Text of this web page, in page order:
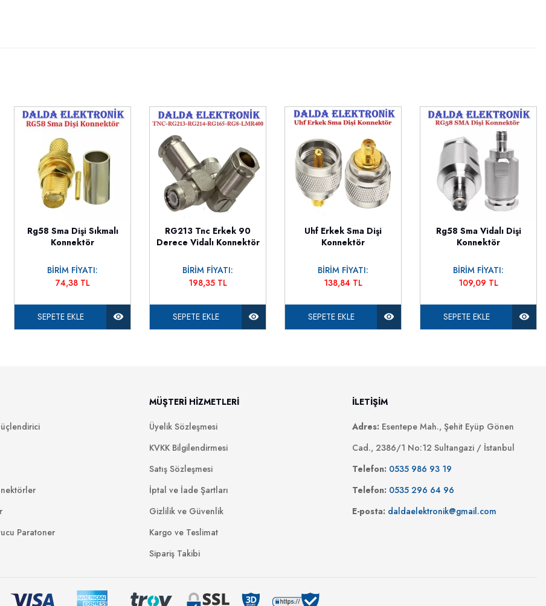
Rg58 Sma Dişi Sıkmalı
Konnektör
BİRİM FİYATI:
74,38 TL
SEPETE EKLE
RG213 Tnc Erkek 90
Derece Vidalı Konnektör
BİRİM FİYATI:
198,35 TL
SEPETE EKLE
Uhf Erkek Sma Dişi
Konnektör
BİRİM FİYATI:
138,84 TL
SEPETE EKLE
Rg58 Sma Vidalı Dişi
Konnektör
BİRİM FİYATI:
109,09 TL
SEPETE EKLE
Paratoner
MÜŞTERİ HİZMETLERİ
Üyelik Sözleşmesi
KVKK Bilgilendirmesi
Satış Sözleşmesi
İptal ve İade Şartları
Gizlilik ve Güvenlik
Kargo ve Teslimat
Sipariş Takibi
İLETİŞİM
Adres: Esentepe Mah., Şehit Eyüp Gönen
Cad., 2386/1 No:12 Sultangazi / İstanbul
Telefon: 0535 986 93 19
Telefon: 0535 296 64 96
E-posta: daldaelektronik@gmail.com